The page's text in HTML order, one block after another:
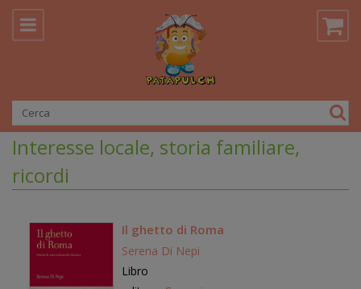
Interesse locale, storia familiare,
ricordi
Il ghetto di Roma
Serena Di Nepi
Libro